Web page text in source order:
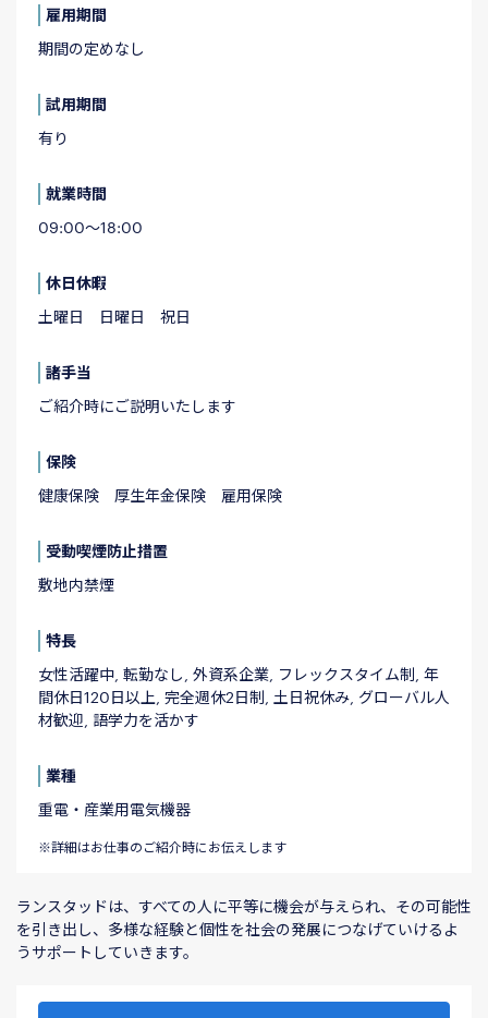
雇用期間
期間の定めなし
試用期間
有り
就業時間
09:00～18:00
休日休暇
土曜日 日曜日 祝日
諸手当
ご紹介時にご説明いたします
保険
健康保険 厚生年金保険 雇用保険
受動喫煙防止措置
敷地内禁煙
特長
女性活躍中, 転勤なし, 外資系企業, フレックスタイム制, 年
間休日120日以上, 完全週休2日制, 土日祝休み, グローバル人
材歓迎, 語学力を活かす
業種
重電・産業用電気機器
※詳細はお仕事のご紹介時にお伝えします
ランスタッドは、すべての⼈に平等に機会が与えられ、その可能性
を引き出し、多様な経験と個性を社会の発展につなげていけるよ
うサポートしていきます。